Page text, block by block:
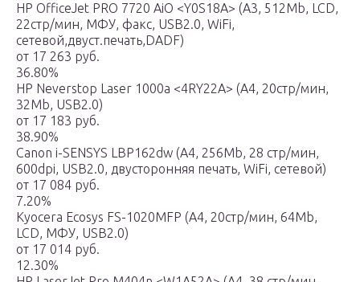
HP OfficeJet PRO 7720 AiO <Y0S18A> (A3, 512Mb, LCD,
22стр/мин, МФУ, факс, USB2.0, WiFi,
сетевой,двуст.печать,DADF)
от 17 263 руб.
36.80%
HP Neverstop Laser 1000a <4RY22A> (A4, 20стр/мин,
32Mb, USB2.0)
от 17 183 руб.
38.90%
Canon i-SENSYS LBP162dw (A4, 256Mb, 28 стр/мин,
600dpi, USB2.0, двусторонняя печать, WiFi, сетевой)
от 17 084 руб.
7.20%
Kyocera Ecosys FS-1020MFP (A4, 20стр/мин, 64Mb,
LCD, МФУ, USB2.0)
от 17 014 руб.
12.30%